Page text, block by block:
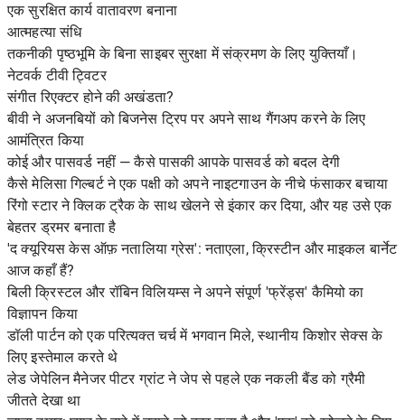
एक सुरक्षित कार्य वातावरण बनाना
आत्महत्या संधि
तकनीकी पृष्ठभूमि के बिना साइबर सुरक्षा में संक्रमण के लिए युक्तियाँ।
नेटवर्क टीवी ट्विटर
संगीत रिएक्टर होने की अखंडता?
बीवी ने अजनबियों को बिजनेस ट्रिप पर अपने साथ गैंगअप करने के लिए
आमंत्रित किया
कोई और पासवर्ड नहीं — कैसे पासकी आपके पासवर्ड को बदल देगी
कैसे मेलिसा गिल्बर्ट ने एक पक्षी को अपने नाइटगाउन के नीचे फंसाकर बचाया
रिंगो स्टार ने क्लिक ट्रैक के साथ खेलने से इंकार कर दिया, और यह उसे एक
बेहतर ड्रमर बनाता है
'द क्यूरियस केस ऑफ़ नतालिया ग्रेस': नताएला, क्रिस्टीन और माइकल बार्नेट
आज कहाँ हैं?
बिली क्रिस्टल और रॉबिन विलियम्स ने अपने संपूर्ण 'फ्रेंड्स' कैमियो का
विज्ञापन किया
डॉली पार्टन को एक परित्यक्त चर्च में भगवान मिले, स्थानीय किशोर सेक्स के
लिए इस्तेमाल करते थे
लेड जेपेलिन मैनेजर पीटर ग्रांट ने जेप से पहले एक नकली बैंड को ग्रैमी
जीतते देखा था